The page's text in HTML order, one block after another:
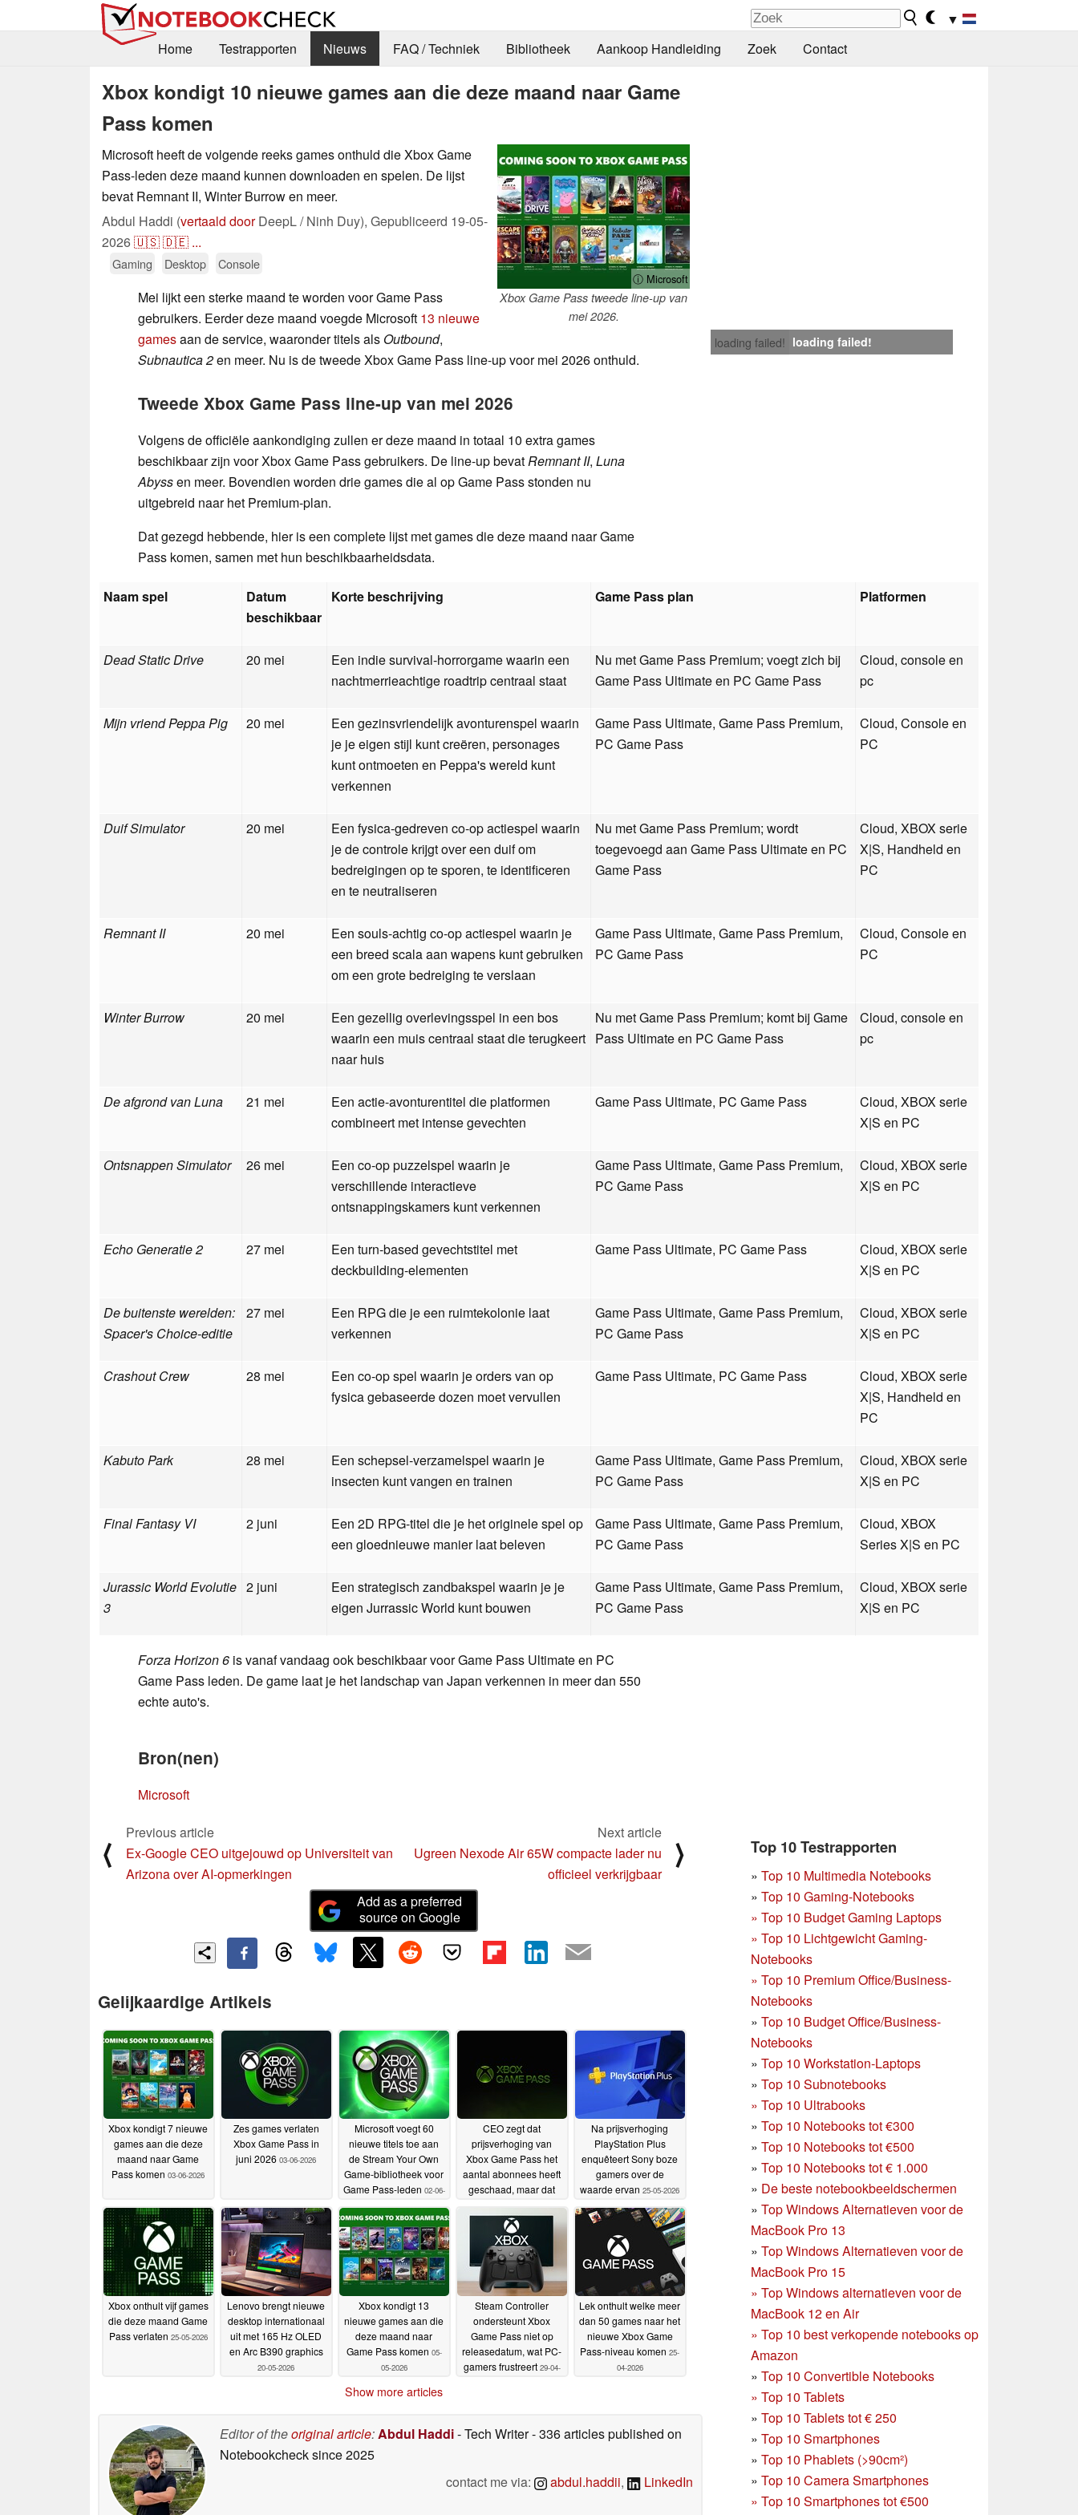
▼
Home
Testrapporten Nieuws FAQ / Techniek Bibliotheek Aankoop Handleiding Zoek Contact
Xbox kondigt 10 nieuwe games aan die deze maand naar Game
Pass komen
ⓘ Microsoft
Xbox Game Pass tweede line-up van
mei 2026.
Microsoft heeft de volgende reeks games onthuld die Xbox Game
Pass-leden deze maand kunnen downloaden en spelen. De lijst
bevat Remnant II, Winter Burrow en meer.
Abdul Haddi (vertaald doorDeepL / Ninh Duy), Gepubliceerd 19-05-
2026🇺🇸🇩🇪 ...
Gaming Desktop Console
loading failed! loading failed!
Mei lijkt een sterke maand te worden voor Game Pass
gebruikers. Eerder deze maand voegde Microsoft 13 nieuwe
gamesaan de service, waaronder titels als Outbound,
Subnautica 2en meer. Nu is de tweede Xbox Game Pass line-up voor mei 2026 onthuld.
Tweede Xbox Game Pass line-up van mei 2026
Volgens de officiële aankondiging zullen er deze maand in totaal 10 extra games
beschikbaar zijn voor Xbox Game Pass gebruikers. De line-up bevatRemnant II, Luna
Abyssen meer. Bovendien worden drie games die al op Game Pass stonden nu
uitgebreid naar het Premium-plan.
Dat gezegd hebbende, hier is een complete lijst met games die deze maand naar Game
Pass komen, samen met hun beschikbaarheidsdata.
Naam spel
Datum
beschikbaar
Korte beschrijving Game Pass plan Platformen
Dead Static Drive 20 mei
Een indie survival-horrorgame waarin een
nachtmerrieachtige roadtrip centraal staat
Nu met Game Pass Premium; voegt zich bij
Game Pass Ultimate en PC Game Pass
Cloud, console en
pc
Mijn vriend Peppa Pig 20 mei
Een gezinsvriendelijk avonturenspel waarin
je je eigen stijl kunt creëren, personages
kunt ontmoeten en Peppa's wereld kunt
verkennen
Game Pass Ultimate, Game Pass Premium,
PC Game Pass
Cloud, Console en
PC
Duif Simulator 20 mei
Een fysica-gedreven co-op actiespel waarin
je de controle krijgt over een duif om
bedreigingen op te sporen, te identificeren
en te neutraliseren
Nu met Game Pass Premium; wordt
toegevoegd aan Game Pass Ultimate en PC
Game Pass
Cloud, XBOX serie
X|S, Handheld en
PC
Remnant II 20 mei
Een souls-achtig co-op actiespel waarin je
een breed scala aan wapens kunt gebruiken
om een grote bedreiging te verslaan
Game Pass Ultimate, Game Pass Premium,
PC Game Pass
Cloud, Console en
PC
Winter Burrow 20 mei
Een gezellig overlevingsspel in een bos
waarin een muis centraal staat die terugkeert
naar huis
Nu met Game Pass Premium; komt bij Game
Pass Ultimate en PC Game Pass
Cloud, console en
pc
De afgrond van Luna 21 mei
Een actie-avonturentitel die platformen
combineert met intense gevechten
Game Pass Ultimate, PC Game Pass
Cloud, XBOX serie
X|S en PC
Ontsnappen Simulator 26 mei
Een co-op puzzelspel waarin je
verschillende interactieve
ontsnappingskamers kunt verkennen
Game Pass Ultimate, Game Pass Premium,
PC Game Pass
Cloud, XBOX serie
X|S en PC
Echo Generatie 2 27 mei
Een turn-based gevechtstitel met
deckbuilding-elementen
Game Pass Ultimate, PC Game Pass
Cloud, XBOX serie
X|S en PC
De buitenste werelden:
Spacer's Choice-editie
27 mei
Een RPG die je een ruimtekolonie laat
verkennen
Game Pass Ultimate, Game Pass Premium,
PC Game Pass
Cloud, XBOX serie
X|S en PC
Crashout Crew 28 mei
Een co-op spel waarin je orders van op
fysica gebaseerde dozen moet vervullen
Game Pass Ultimate, PC Game Pass
Cloud, XBOX serie
X|S, Handheld en
PC
Kabuto Park 28 mei
Een schepsel-verzamelspel waarin je
insecten kunt vangen en trainen
Game Pass Ultimate, Game Pass Premium,
PC Game Pass
Cloud, XBOX serie
X|S en PC
Final Fantasy VI 2 juni
Een 2D RPG-titel die je het originele spel op
een gloednieuwe manier laat beleven
Game Pass Ultimate, Game Pass Premium,
PC Game Pass
Cloud, XBOX
Series X|S en PC
Jurassic World Evolutie
3
2 juni
Een strategisch zandbakspel waarin je je
eigen Jurrassic World kunt bouwen
Game Pass Ultimate, Game Pass Premium,
PC Game Pass
Cloud, XBOX serie
X|S en PC
Forza Horizon 6 is vanaf vandaag ook beschikbaar voor Game Pass Ultimate en PC
Game Pass leden. De game laat je het landschap van Japan verkennen in meer dan 550
echte auto's.
Bron(nen)
Microsoft
Top 10 Testrapporten
» Top 10 Multimedia Notebooks
» Top 10 Gaming-Notebooks
» Top 10 Budget Gaming Laptops
» Top 10 Lichtgewicht Gaming-
Notebooks
» Top 10 Premium Office/Business-
Notebooks
» Top 10 Budget Office/Business-
Notebooks
» Top 10 Workstation-Laptops
» Top 10 Subnotebooks
» Top 10 Ultrabooks
» Top 10 Notebooks tot €300
» Top 10 Notebooks tot €500
» Top 10 Notebooks tot € 1.000
» De beste notebookbeeldschermen
» Top Windows Alternatieven voor de
MacBook Pro 13
» Top Windows Alternatieven voor de
MacBook Pro 15
» Top Windows alternatieven voor de
MacBook 12 en Air
» Top 10 best verkopende notebooks op
Amazon
» Top 10 Convertible Notebooks
» Top 10 Tablets
» Top 10 Tablets tot € 250
» Top 10 Smartphones
» Top 10 Phablets (>90cm²)
» Top 10 Camera Smartphones
» Top 10 Smartphones tot €500
⟨
Previous article
Ex-Google CEO uitgejouwd op Universiteit van
Arizona over AI-opmerkingen
Next article
Ugreen Nexode Air 65W compacte lader nu
officieel verkrijgbaar
⟩
Add as a preferred
source on Google
Gelijkaardige Artikels
Xbox kondigt 7 nieuwe
games aan die deze
maand naar Game
Pass komen 03-06-2026
Zes games verlaten
Xbox Game Pass in
juni 2026 03-06-2026
Microsoft voegt 60
nieuwe titels toe aan
de Stream Your Own
Game-bibliotheek voor
Game Pass-leden 02-06-
2026
CEO zegt dat
prijsverhoging van
Xbox Game Pass het
aantal abonnees heeft
geschaad, maar dat
29-
05-2026
Na prijsverhoging
PlayStation Plus
enquêteert Sony boze
gamers over de
waarde ervan 25-05-2026
Xbox onthult vijf games
die deze maand Game
Pass verlaten 25-05-2026
Lenovo brengt nieuwe
desktop internationaal
uit met 165 Hz OLED
en Arc B390 graphics
20-05-2026
Xbox kondigt 13
nieuwe games aan die
deze maand naar
Game Pass komen 05-
05-2026
Steam Controller
ondersteunt Xbox
Game Pass niet op
releasedatum, wat PC-
gamers frustreert 29-04-
Lek onthult welke meer
dan 50 games naar het
nieuwe Xbox Game
Pass-niveau komen 25-
04-2026
Show more articles
Editor of theoriginal article:Abdul Haddi- Tech Writer- 336 articles published on
Notebookchecksince 2025
contact me via:
abdul.haddii, LinkedIn